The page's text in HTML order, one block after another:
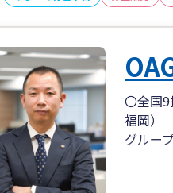
また、
これま
医療・
・医療
〇全国
福岡）
グルー
○企業